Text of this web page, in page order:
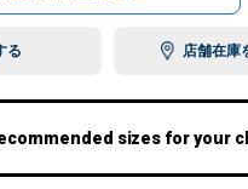
る 店舗在庫
sizes for your